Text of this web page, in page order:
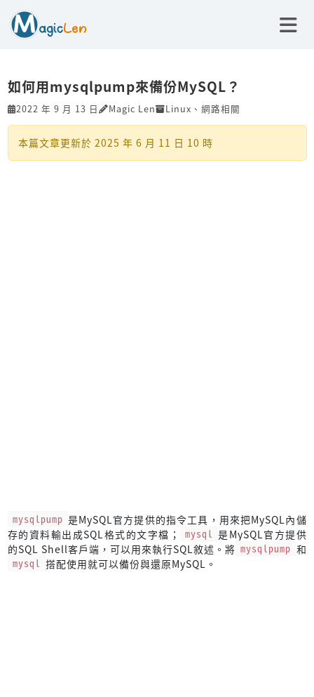
如何用mysqlpump來備份MySQL？
2022 年 9 月 13 日 Magic Len Linux 、 網路相關
本篇文章更新於 2025 年 6 月 11 日 10 時
mysqlpump 是MySQL官方提供的指令工具，用來把MySQL內儲
存的資料輸出成SQL格式的文字檔；
mysql 是MySQL官方提供
的SQL Shell客戶端，可以用來執行SQL敘述。將 mysqlpump 和
mysql 搭配使用就可以備份與還原MySQL。